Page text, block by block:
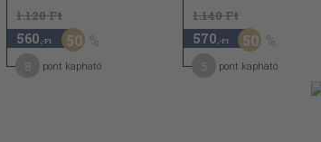
1.120 Ft
560 ,-Ft 50
pont kapható
1.140 Ft
570 ,-Ft 50
pont kapható